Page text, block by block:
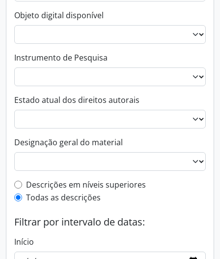
Objeto digital disponível
Instrumento de Pesquisa
Estado atual dos direitos autorais
Designação geral do material
Filtro de descrição de nível superior
Descrições em níveis superiores
Todas as descrições
Filtrar por intervalo de datas:
Início